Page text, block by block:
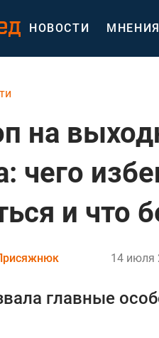
НОВОСТИ МНЕНИЯ
на
чего
и что
14 июля
главные